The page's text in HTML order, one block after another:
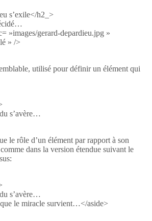
s’exile</h2_>
»images/gerard-depardieu.jpg »
» />
utilisé pour définir un élément qui
s’avère…
le rôle d’un élément par rapport à son
dans la version étendue suivant le
s’avère…
que le miracle survient…</aside>